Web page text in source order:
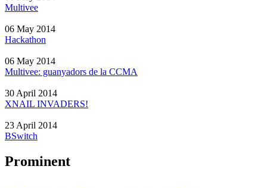
Multivee
06 May 2014
Hackathon
06 May 2014
Multivee: guanyadors de la CCMA
30 April 2014
XNAIL INVADERS!
23 April 2014
BSwitch
Prominent